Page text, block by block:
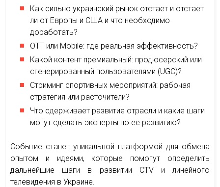
Как сильно украинский рынок отстает и отстает
ли от Европы и США и что необходимо
доработать?
OTT или Mobile: где реальная эффективность?
Какой контент премиальный: продюсерский или
сгенерированный пользователями (UGC)?
Стриминг спортивных мероприятий: рабочая
стратегия или расточители?
Что сдерживает развитие отрасли и какие шаги
могут сделать эксперты по ее развитию?
Событие станет уникальной платформой для обмена
опытом и идеями, которые помогут определить
дальнейшие шаги в развитии CTV и линейного
телевидения в Украине.